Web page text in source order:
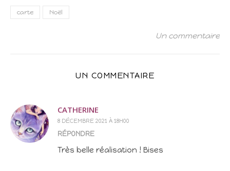
carte Noël
Un commentaire
UN COMMENTAIRE
CATHERINE
8 DÉCEMBRE 2021 À 18H00
RÉPONDRE
Très belle réalisation ! Bises